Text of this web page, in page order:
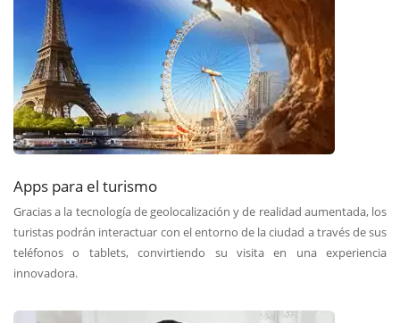
Apps para el turismo
Gracias a la tecnología de geolocalización y de realidad aumentada, los
turistas podrán interactuar con el entorno de la ciudad a través de sus
teléfonos o tablets, convirtiendo su visita en una experiencia
innovadora.